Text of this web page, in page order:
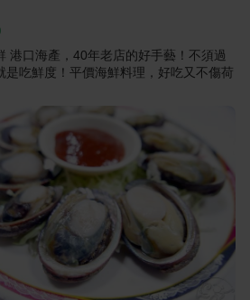
港口海產，40年老店的好手藝！不須過
是吃鮮度！平價海鮮料理，好吃又不傷荷